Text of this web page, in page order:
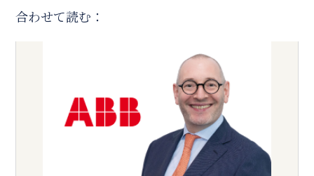
合わせて読む：